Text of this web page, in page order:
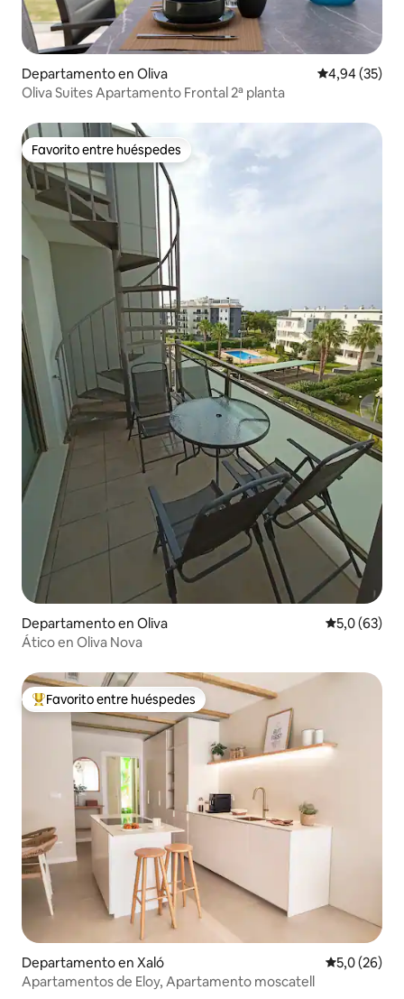
Departamento en Oliva Calificación
4,94 (35)
Oliva Suites Apartamento Frontal 2ª planta
Favorito entre huéspedes
Favorito entre huéspedes
Departamento en Oliva Calificación
5,0 (63)
Ático en Oliva Nova
Favorito entre los huéspedes más destacados
Favorito entre huéspedes
Departamento en Xaló Calificación
5,0 (26)
Apartamentos de Eloy, Apartamento moscatell